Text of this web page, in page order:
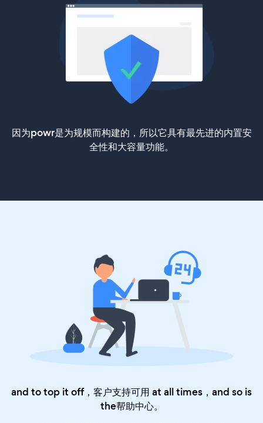
因为powr是为规模而构建的，所以它具有最先进的内置安
全性和大容量功能。
and to top it off，客户支持可用 at all times，and so is
the帮助中心。